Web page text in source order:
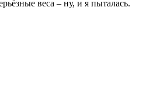
веса – ну, и я пыталась.